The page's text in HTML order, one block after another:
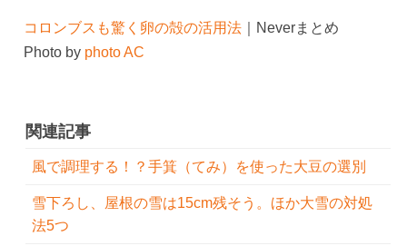
コロンブスも驚く卵の殻の活用法｜Neverまとめ
Photo by photo AC
関連記事
風で調理する！？手箕（てみ）を使った大豆の選別
雪下ろし、屋根の雪は15cm残そう。ほか大雪の対処
法5つ